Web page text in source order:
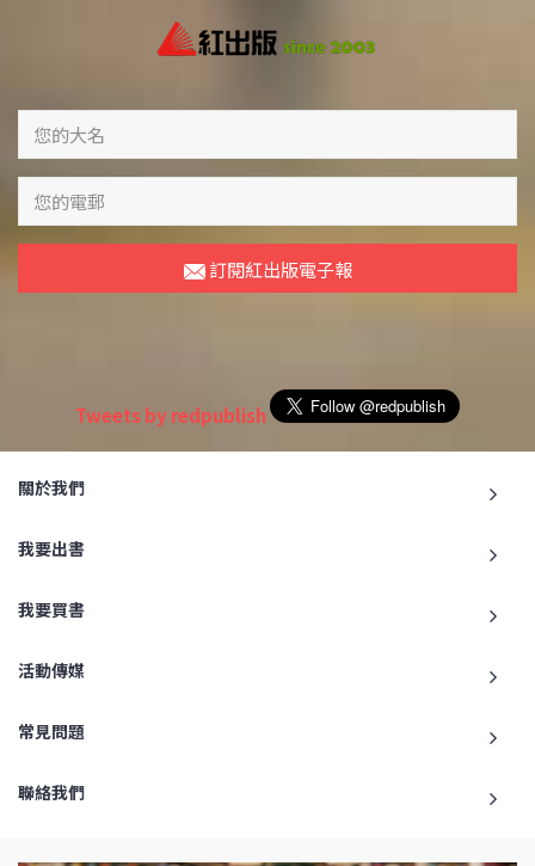
訂閱紅出版電子報
Tweets by redpublish
關於我們
我要出書
我要買書
活動傳媒
常見問題
聯絡我們